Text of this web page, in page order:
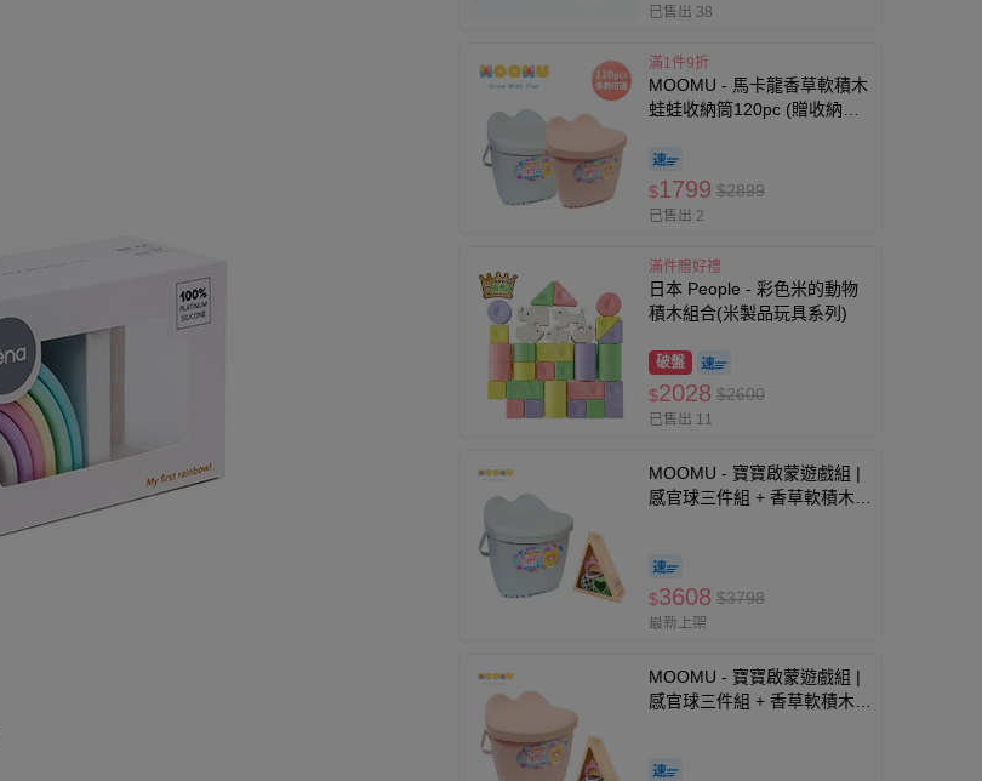
已售出 38
滿1件9折
MOOMU - 馬卡龍香草軟積木
蛙蛙收納筒120pc (贈收納桶
$1799 $2899
已售出 2
滿件贈好禮
日本 People - 彩色米的動物
積木組合(米製品玩具系列)
破盤
$2028 $2600
已售出 11
MOOMU - 寶寶啟蒙遊戲組 |
感官球三件組 + 香草軟積木
$3608 $3798
最新上架
MOOMU - 寶寶啟蒙遊戲組 |
感官球三件組 + 香草軟積木